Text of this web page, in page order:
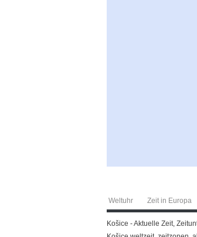
Weltuhr Zeit in Europa
Košice - Aktuelle Zeit,